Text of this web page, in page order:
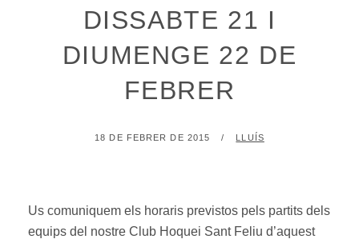
DISSABTE 21 I
DIUMENGE 22 DE
FEBRER
POSTED
18 DE FEBRER DE 2015 BY
LLUÍS
Us comuniquem els horaris previstos pels partits dels
equips del nostre Club Hoquei Sant Feliu d’aquest